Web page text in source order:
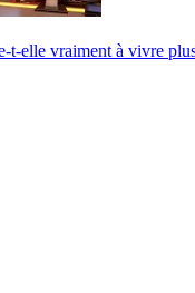
t-elle vraiment à vivre